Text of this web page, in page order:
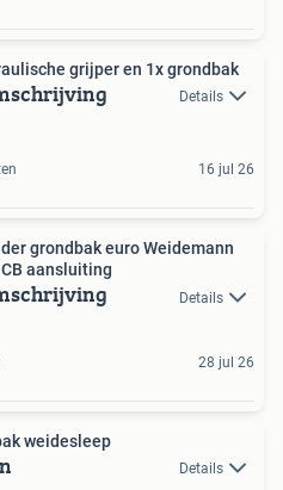
grijper en 1x grondbak
Details
16 jul 26
grondbak euro Weidemann
Giant JCB aansluiting
Details
28 jul 26
weidesleep
Details